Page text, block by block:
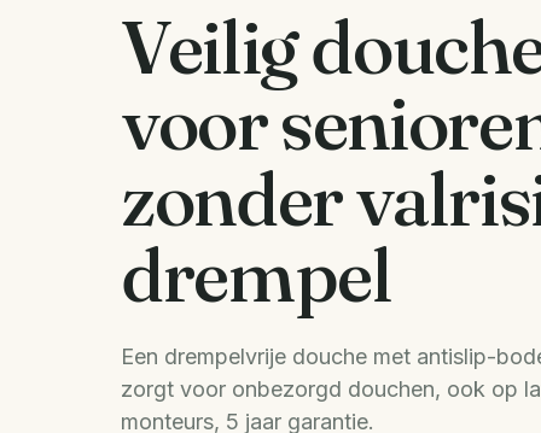
Veilig
voor
zonder
drempel
Een drempelvrije douche met antislip-
zorgt voor onbezorgd douchen, ook op
monteurs, 5 jaar garantie.